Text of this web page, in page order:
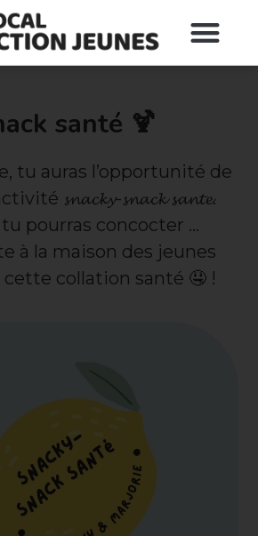
santé 🍹
tu auras l’opportunité de
𝓼𝓷𝓪𝓬𝓴𝔂-𝓼𝓷𝓪𝓬𝓴 𝓼𝓪𝓷𝓽𝓮.
tu pourras concocter …
à la maison des jeunes
collation santé 🤤 !